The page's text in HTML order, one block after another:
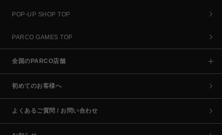
POP-UP SHOP TOP
PARCO GAMES TOP
全国のPARCO店舗
初めてのお客様へ
よくあるご質問 / お問い合わせ